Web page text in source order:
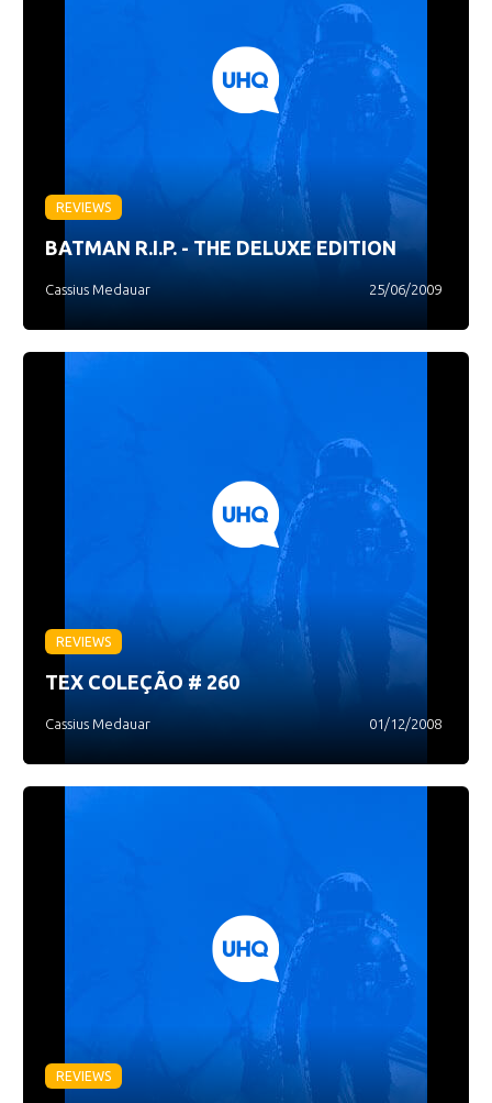
REVIEWS
BATMAN R.I.P. - THE DELUXE EDITION
Cassius Medauar 25/06/2009
REVIEWS
TEX COLEÇÃO # 260
Cassius Medauar 01/12/2008
REVIEWS